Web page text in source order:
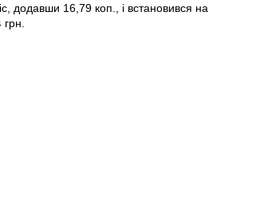
додавши 16,79 коп., і встановився на